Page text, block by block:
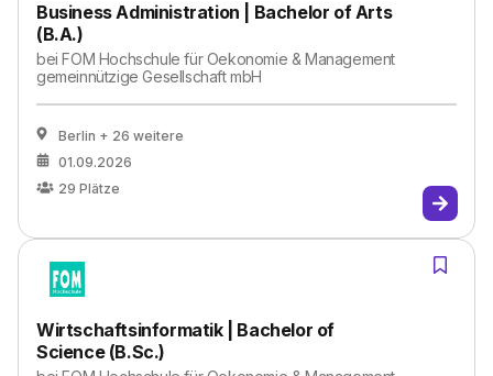
Business Administration | Bachelor of Arts
(B.A.)
beiFOM Hochschule für Oekonomie & Management
gemeinnützige Gesellschaft mbH
Berlin + 26 weitere
01.09.2026
29 Plätze
Wirtschaftsinformatik | Bachelor of
Science (B.Sc.)